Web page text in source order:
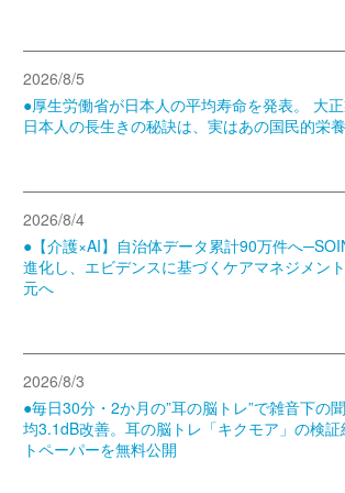
2026/8/5
●厚生労働省が日本人の平均寿命を発表。 大正
日本人の長生きの秘訣は、実はあの国民的栄養
2026/8/4
●【介護×AI】自治体データ累計90万件へ
進化し、エビデンスに基づくケアマネジメン
元へ
2026/8/3
●毎日30分・2か月の”耳の脳トレ”で雑音下の
均3.1dB改善。耳の脳トレ「キクモア」の検証
トペーパーを無料公開